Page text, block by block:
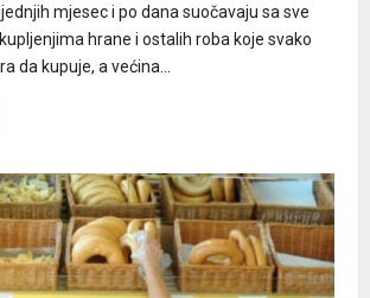
mjesec i po dana suočavaju sa sve
hrane i ostalih roba koje svako
da kupuje, a većina...